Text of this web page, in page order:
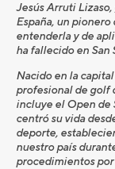
Jesús Arruti
España, un pionero
entenderla y de
ha fallecido en San
Nacido en la
profesional de golf
incluye el Open de
centró su vida
deporte,
nuestro país
procedimientos